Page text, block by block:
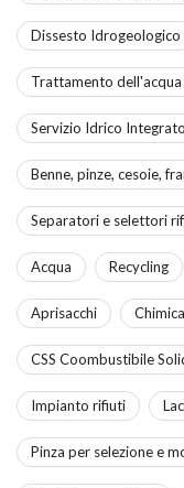
Dissesto Idrogeologico
Trattamento dell'acqua
Servizio Idrico Integrato
Benne, pinze, cesoie,
Separatori e selettori
Acqua Recycling
Aprisacchi
CSS Coombustibile
Impianto rifiuti
Pinza per selezione e